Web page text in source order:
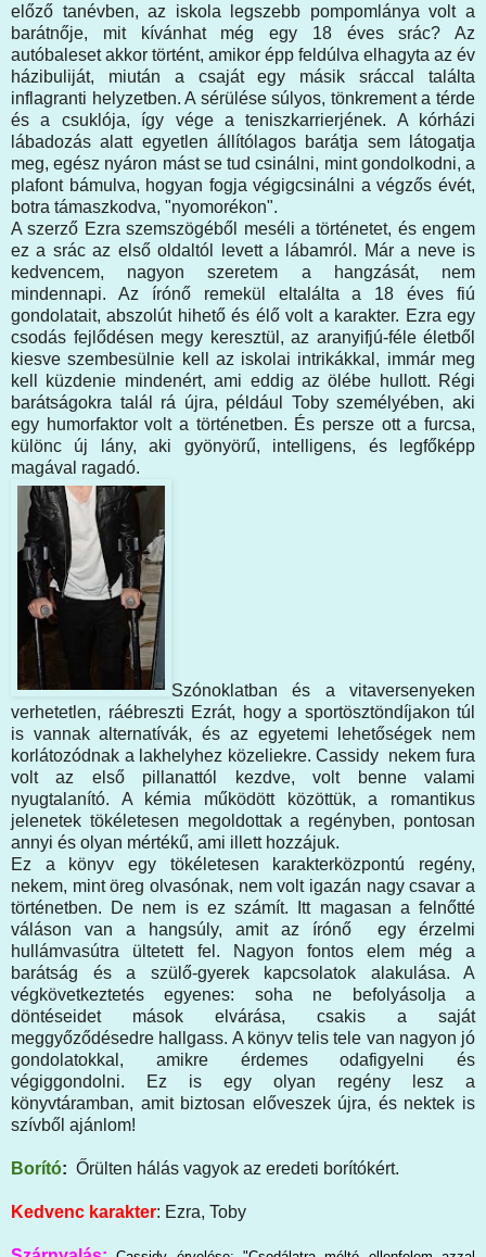
előző tanévben, az iskola legszebb pompomlánya volt a
barátnője, mit kívánhat még egy 18 éves srác? Az
autóbaleset akkor történt, amikor épp feldúlva elhagyta az év
házibuliját, miután a csaját egy másik sráccal találta
inflagranti helyzetben. A sérülése súlyos, tönkrement a térde
és a csuklója, így vége a teniszkarrierjének. A kórházi
lábadozás alatt egyetlen állítólagos barátja sem látogatja
meg, egész nyáron mást se tud csinálni, mint gondolkodni, a
plafont bámulva, hogyan fogja végigcsinálni a végzős évét,
botra támaszkodva, "nyomorékon".
A szerző Ezra szemszögéből meséli a történetet, és engem
ez a srác az első oldaltól levett a lábamról. Már a neve is
kedvencem, nagyon szeretem a hangzását, nem
mindennapi. Az írónő remekül eltalálta a 18 éves fiú
gondolatait, abszolút hihető és élő volt a karakter. Ezra egy
csodás fejlődésen megy keresztül, az aranyifjú-féle életből
kiesve szembesülnie kell az iskolai intrikákkal, immár meg
kell küzdenie mindenért, ami eddig az ölébe hullott. Régi
barátságokra talál rá újra, például Toby személyében, aki
egy humorfaktor volt a történetben. És persze ott a furcsa,
különc új lány, aki gyönyörű, intelligens, és legfőképp
magával ragadó.
Szónoklatban és a vitaversenyeken
verhetetlen, ráébreszti Ezrát, hogy a sportösztöndíjakon túl
is vannak alternatívák, és az egyetemi lehetőségek nem
korlátozódnak a lakhelyhez közeliekre. Cassidy nekem fura
volt az első pillanattól kezdve, volt benne valami
nyugtalanító. A kémia működött közöttük, a romantikus
jelenetek tökéletesen megoldottak a regényben, pontosan
annyi és olyan mértékű, ami illett hozzájuk.
Ez a könyv egy tökéletesen karakterközpontú regény,
nekem, mint öreg olvasónak, nem volt igazán nagy csavar a
történetben. De nem is ez számít. Itt magasan a felnőtté
váláson van a hangsúly, amit az írónő egy érzelmi
hullámvasútra ültetett fel. Nagyon fontos elem még a
barátság és a szülő-gyerek kapcsolatok alakulása. A
végkövetkeztetés egyenes: soha ne befolyásolja a
döntéseidet mások elvárása, csakis a saját
meggyőződésedre hallgass. A könyv telis tele van nagyon jó
gondolatokkal, amikre érdemes odafigyelni és
végiggondolni. Ez is egy olyan regény lesz a
könyvtáramban, amit biztosan előveszek újra, és nektek is
szívből ajánlom!
Borító: Őrülten hálás vagyok az eredeti borítókért.
Kedvenc karakter: Ezra, Toby